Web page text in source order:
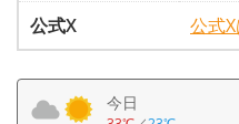
公式X
公式
今日